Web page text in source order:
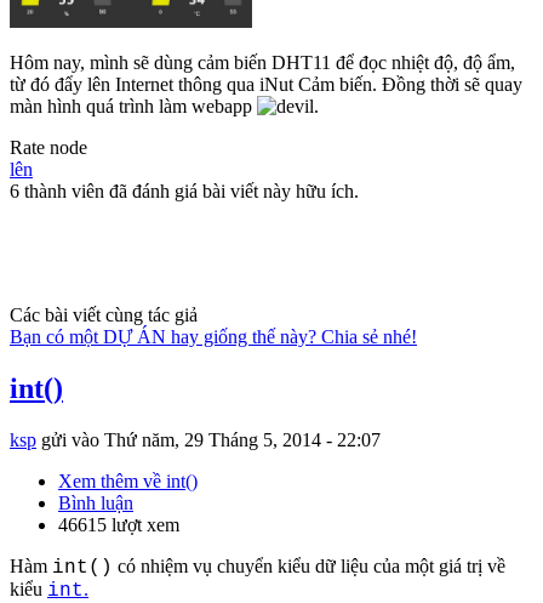
Hôm nay, mình sẽ dùng cảm biến DHT11 để đọc nhiệt độ, độ ẩm,
từ đó đẩy lên Internet thông qua iNut Cảm biến. Đồng thời sẽ quay
màn hình quá trình làm webapp
.
Rate node
lên
6 thành viên đã đánh giá bài viết này hữu ích.
Các bài viết cùng tác giả
Bạn có một DỰ ÁN hay giống thế này? Chia sẻ nhé!
int()
ksp gửi vào Thứ năm, 29 Tháng 5, 2014 - 22:07
Xem thêm về int()
Bình luận
46615 lượt xem
Hàm int() có nhiệm vụ chuyển kiểu dữ liệu của một giá trị về
kiểu int.